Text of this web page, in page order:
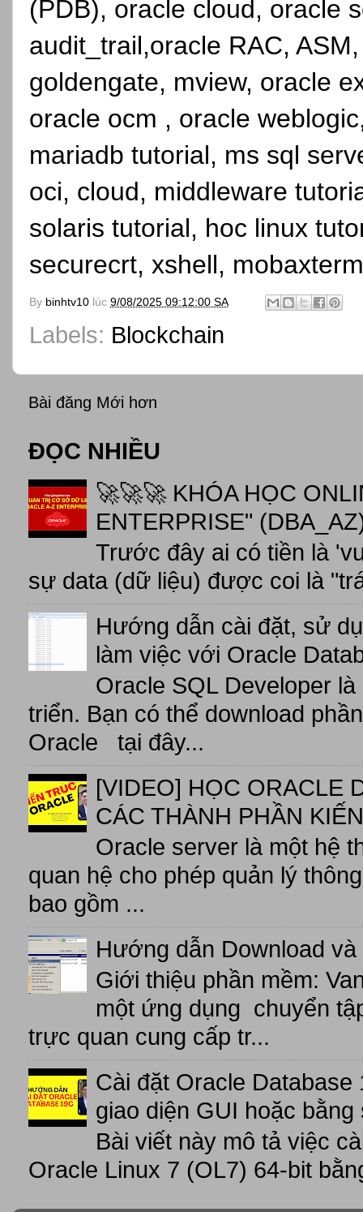
(PDB), oracle cloud, oracle
audit_trail,oracle RAC,
goldengate, mview, oracle
oracle ocm , oracle
mariadb tutorial, ms sql
oci, cloud, middleware
solaris tutorial, hoc linux
securecrt, xshell,
By binhtv10 lúc 9/08/2025 09:12:00 SA
Labels: Blockchain
Bài đăng Mới hơn
ĐỌC NHIỀU
🚀🚀🚀 KHÓA HỌC
ENTERPRISE"
Trước đây ai có tiền là
sự data (dữ liệu) được coi là
Hướng dẫn cài đặt, sử
làm việc với Oracle
Oracle SQL Developer
triển. Bạn có thể download
Oracle tại đây...
[VIDEO] HỌC ORACLE
CÁC THÀNH PHẦN
Oracle server là một hệ
quan hệ cho phép quản lý
bao gồm ...
Hướng dẫn Download
Giới thiệu phần mềm:
một ứng dụng chuyển
trực quan cung cấp tr...
Cài đặt Oracle
giao diện GUI hoặc bằng
Bài viết này mô tả việc
Oracle Linux 7 (OL7) 64-bit